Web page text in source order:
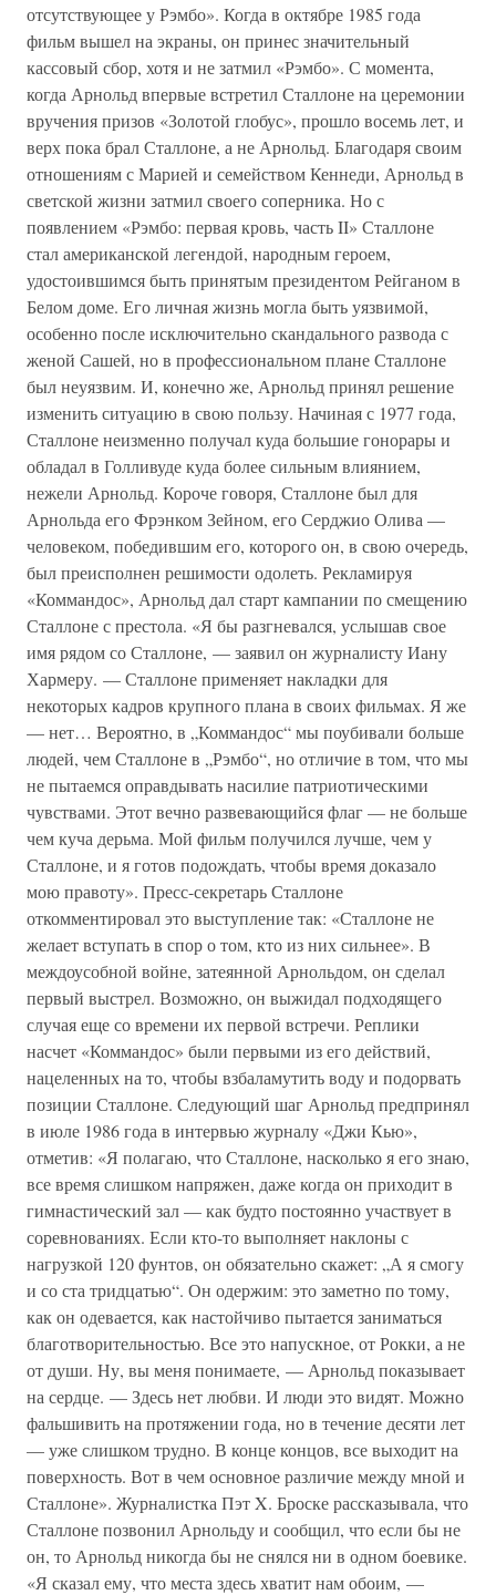
отсутствующее у Рэмбо». Когда в октябре 1985 года
фильм вышел на экраны, он принес значительный
кассовый сбор, хотя и не затмил «Рэмбо». С момента,
когда Арнольд впервые встретил Сталлоне на церемонии
вручения призов «Золотой глобус», прошло восемь лет, и
верх пока брал Сталлоне, а не Арнольд. Благодаря своим
отношениям с Марией и семейством Кеннеди, Арнольд в
светской жизни затмил своего соперника. Но с
появлением «Рэмбо: первая кровь, часть II» Сталлоне
стал американской легендой, народным героем,
удостоившимся быть принятым президентом Рейганом в
Белом доме. Его личная жизнь могла быть уязвимой,
особенно после исключительно скандального развода с
женой Сашей, но в профессиональном плане Сталлоне
был неуязвим. И, конечно же, Арнольд принял решение
изменить ситуацию в свою пользу. Начиная с 1977 года,
Сталлоне неизменно получал куда большие гонорары и
обладал в Голливуде куда более сильным влиянием,
нежели Арнольд. Короче говоря, Сталлоне был для
Арнольда его Фрэнком Зейном, его Серджио Олива —
человеком, победившим его, которого он, в свою очередь,
был преисполнен решимости одолеть. Рекламируя
«Коммандос», Арнольд дал старт кампании по смещению
Сталлоне с престола. «Я бы разгневался, услышав свое
имя рядом со Сталлоне, — заявил он журналисту Иану
Хармеру. — Сталлоне применяет накладки для
некоторых кадров крупного плана в своих фильмах. Я же
— нет… Вероятно, в „Коммандос“ мы поубивали больше
людей, чем Сталлоне в „Рэмбо“, но отличие в том, что мы
не пытаемся оправдывать насилие патриотическими
чувствами. Этот вечно развевающийся флаг — не больше
чем куча дерьма. Мой фильм получился лучше, чем у
Сталлоне, и я готов подождать, чтобы время доказало
мою правоту». Пресс-секретарь Сталлоне
откомментировал это выступление так: «Сталлоне не
желает вступать в спор о том, кто из них сильнее». В
междоусобной войне, затеянной Арнольдом, он сделал
первый выстрел. Возможно, он выжидал подходящего
случая еще со времени их первой встречи. Реплики
насчет «Коммандос» были первыми из его действий,
нацеленных на то, чтобы взбаламутить воду и подорвать
позиции Сталлоне. Следующий шаг Арнольд предпринял
в июле 1986 года в интервью журналу «Джи Кью»,
отметив: «Я полагаю, что Сталлоне, насколько я его знаю,
все время слишком напряжен, даже когда он приходит в
гимнастический зал — как будто постоянно участвует в
соревнованиях. Если кто-то выполняет наклоны с
нагрузкой 120 фунтов, он обязательно скажет: „А я смогу
и со ста тридцатью“. Он одержим: это заметно по тому,
как он одевается, как настойчиво пытается заниматься
благотворительностью. Все это напускное, от Рокки, а не
от души. Ну, вы меня понимаете, — Арнольд показывает
на сердце. — Здесь нет любви. И люди это видят. Можно
фальшивить на протяжении года, но в течение десяти лет
— уже слишком трудно. В конце концов, все выходит на
поверхность. Вот в чем основное различие между мной и
Сталлоне». Журналистка Пэт X. Броске рассказывала, что
Сталлоне позвонил Арнольду и сообщил, что если бы не
он, то Арнольд никогда бы не снялся ни в одном боевике.
«Я сказал ему, что места здесь хватит нам обоим, —